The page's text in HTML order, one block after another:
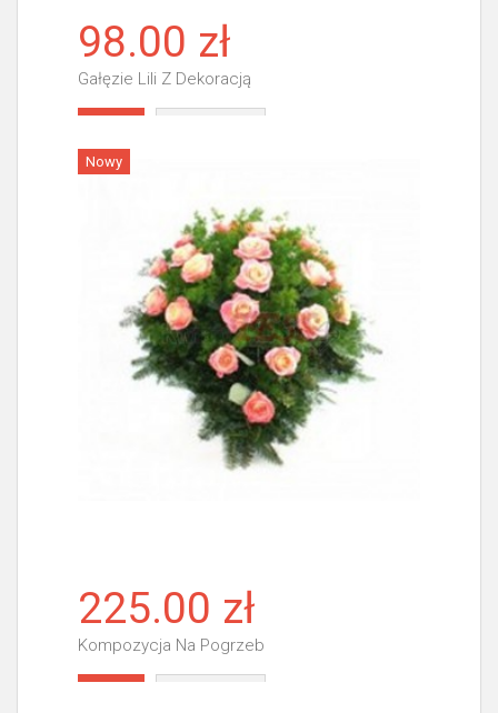
98.00 zł
Gałęzie Lili Z Dekoracją
Nowy
225.00 zł
Kompozycja Na Pogrzeb